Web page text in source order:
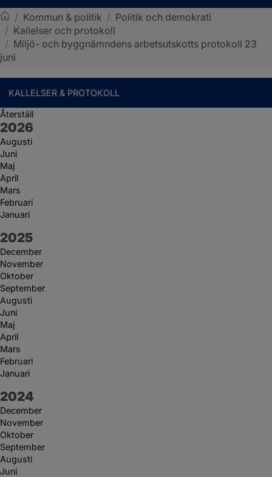
Sotenäs kommun
/ Kommun & politik / Politik och demokrati
/ Kallelser och protokoll
/ Miljö- och byggnämndens arbetsutskotts protokoll 23
juni
KALLELSER & PROTOKOLL
Återställ
År:
2026
Augusti
Juni
Maj
April
Mars
Februari
Januari
År:
2025
December
November
Oktober
September
Augusti
Juni
Maj
April
Mars
Februari
Januari
År:
2024
December
November
Oktober
September
Augusti
Juni